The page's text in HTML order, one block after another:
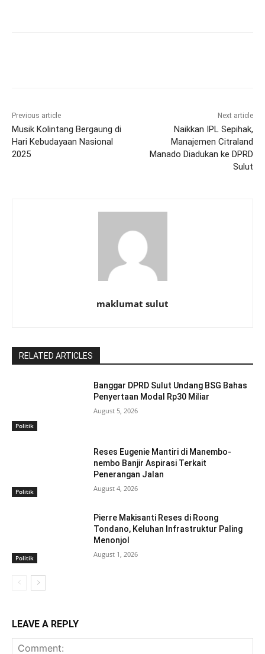
Previous article
Musik Kolintang Bergaung di
Hari Kebudayaan Nasional
2025
Next article
Naikkan IPL Sepihak,
Manajemen Citraland
Manado Diadukan ke DPRD
Sulut
maklumat sulut
RELATED ARTICLES
Politik
Banggar DPRD Sulut Undang BSG Bahas
Penyertaan Modal Rp30 Miliar
August 5, 2026
Politik
Reses Eugenie Mantiri di Manembo-
nembo Banjir Aspirasi Terkait
Penerangan Jalan
August 4, 2026
Politik
Pierre Makisanti Reses di Roong
Tondano, Keluhan Infrastruktur Paling
Menonjol
August 1, 2026
LEAVE A REPLY